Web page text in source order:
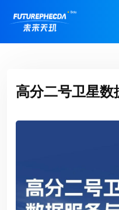
高分二号卫星数